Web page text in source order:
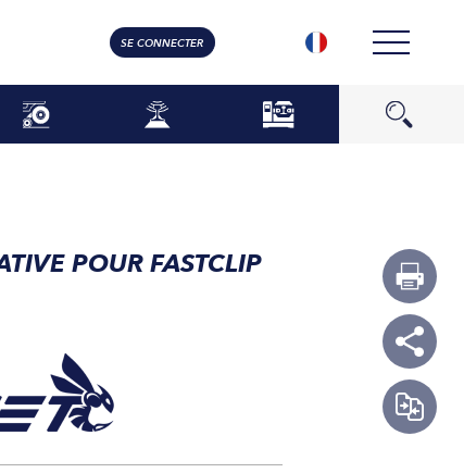
SE CONNECTER
POUR FASTCLIP